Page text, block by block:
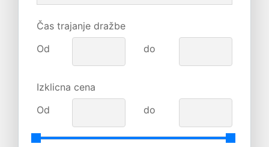
Čas trajanje dražbe
Od
do
Izklicna cena
Od
do